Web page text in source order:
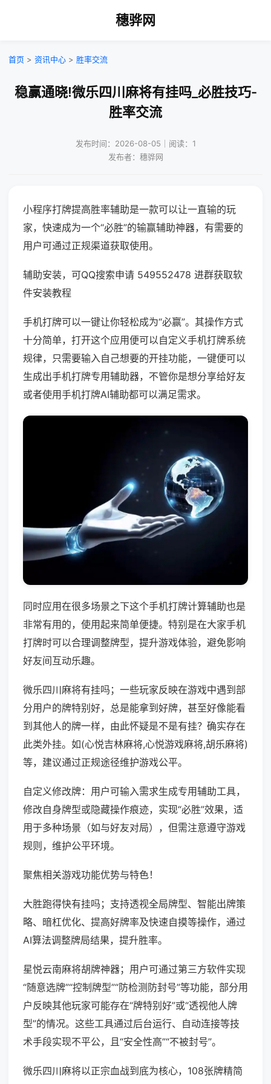
穗骅网
首页 > 资讯中心 > 胜率交流
稳赢通晓!微乐四川麻将有挂吗_必胜技巧-
胜率交流
发布时间：2026-08-05｜阅读：1
发布者：穗骅网
小程序打牌提高胜率辅助是一款可以让一直输的玩
家，快速成为一个“必胜”的输赢辅助神器，有需要的
用户可通过正规渠道获取使用。
辅助安装，可QQ搜索申请 549552478 进群获取软
件安装教程
手机打牌可以一键让你轻松成为“必赢”。其操作方式
十分简单，打开这个应用便可以自定义手机打牌系统
规律，只需要输入自己想要的开挂功能，一键便可以
生成出手机打牌专用辅助器，不管你是想分享给好友
或者使用手机打牌AI辅助都可以满足需求。
同时应用在很多场景之下这个手机打牌计算辅助也是
非常有用的，使用起来简单便捷。特别是在大家手机
打牌时可以合理调整牌型，提升游戏体验，避免影响
好友间互动乐趣。
微乐四川麻将有挂吗；一些玩家反映在游戏中遇到部
分用户的牌特别好，总是能拿到好牌，甚至好像能看
到其他人的牌一样，由此怀疑是不是有挂？确实存在
此类外挂。如(心悦吉林麻将,心悦游戏麻将,胡乐麻将)
等，建议通过正规途径维护游戏公平。
自定义修改牌：用户可输入需求生成专用辅助工具，
修改自身牌型或隐藏操作痕迹，实现“必胜”效果，适
用于多种场景（如与好友对局），但需注意遵守游戏
规则，维护公平环境。
聚焦相关游戏功能优势与特色！
大胜跑得快有挂吗；支持透视全局牌型、智能出牌策
略、暗杠优化、提高好牌率及快速自摸等操作，通过
AI算法调整牌局结果，提升胜率。
星悦云南麻将胡牌神器；用户可通过第三方软件实现
“随意选牌”“控制牌型”“防检测防封号”等功能，部分用
户反映其他玩家可能存在“牌特别好”或“透视他人牌
型”的情况。这些工具通过后台运行、自动连接等技
术手段实现不平公，且“安全性高”“不被封号”。
微乐四川麻将以正宗血战到底为核心，108张牌精简